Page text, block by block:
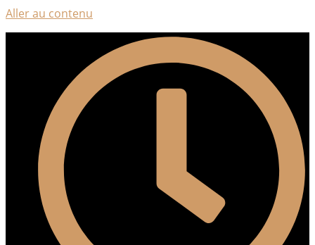
Aller au contenu